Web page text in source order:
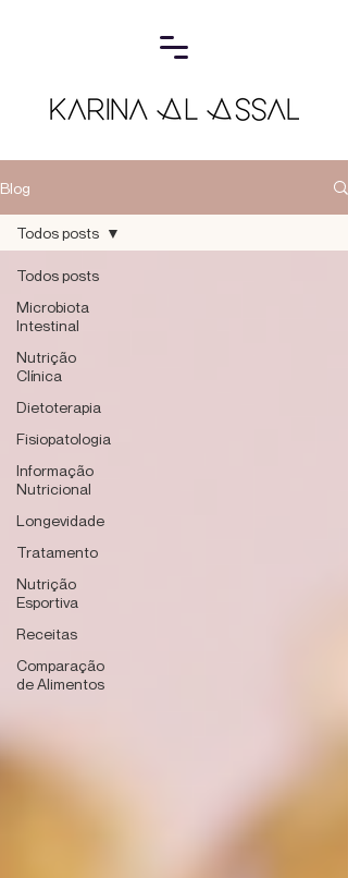
Blog
Todos posts
Microbiota
Intestinal
Nutrição
Clínica
Dietoterapia
Fisiopatologia
Informação
Nutricional
Longevidade
Tratamento
Nutrição
Esportiva
Receitas
Comparação
de Alimentos
Todos posts